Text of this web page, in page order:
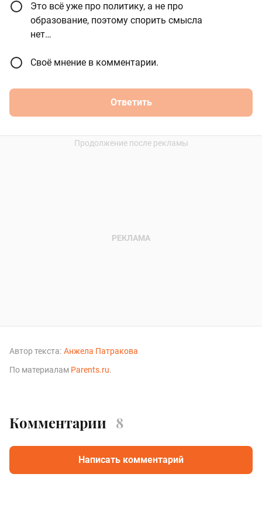
Это всё уже про политику, а не про
образование, поэтому спорить смысла
нет…
Своё мнение в комментарии.
Ответить
Автор текста: Анжела Патракова
По материалам Parents.ru.
Комментарии 8
Написать комментарий